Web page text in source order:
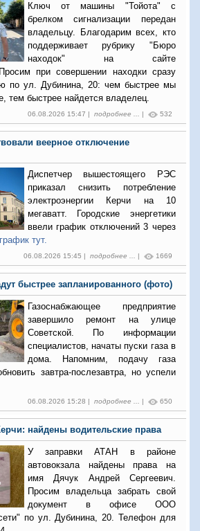
Ключ от машины "Тойота" с
брелком сигнализации передан
владельцу. Благодарим всех, кто
поддерживает рубрику "Бюро
находок" на сайте
при совершении находки сразу
по ул. Дубинина, 20: чем быстрее мы
тем быстрее найдется владелец.
06.08.2026 15:47 | подробнее ... 532
веерное отключение
Диспетчер вышестоящего РЭС
приказал снизить потребление
электроэнергии Керчи на 10
мегаватт. Городские энергетики
ввели график отключений 3 через
тут.
06.08.2026 15:45 | подробнее ... 1669
быстрее запланированного (фото)
Газоснабжающее предприятие
завершило ремонт на улице
Советской. По информации
специалистов, начаты пуски газа в
дома. Напомним, подачу газа
завтра-послезавтра, но успели
06.08.2026 15:28 | подробнее ... 650
найдены водительские права
У заправки АТАН в районе
автовокзала найдены права на
имя Дячук Андрей Сергеевич.
Просим владельца забрать свой
документ в офисе ООО
по ул. Дубинина, 20. Телефон для